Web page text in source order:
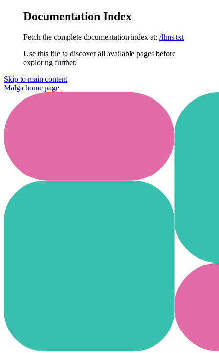
Documentation Index
Fetch the complete documentation index at: /llms.txt
Use this file to discover all available pages before
exploring further.
Skip to main content
Malga home page